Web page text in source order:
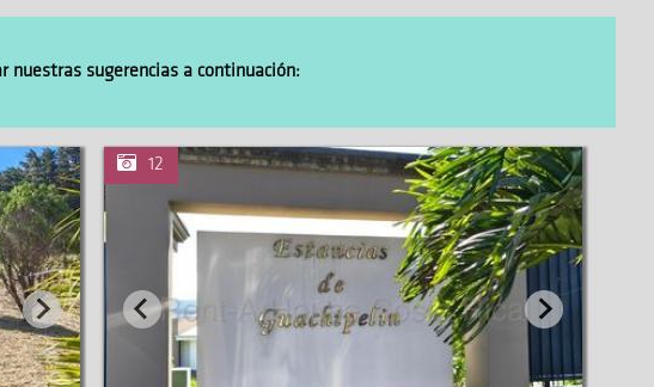
nuestras sugerencias a continuación:
17
17 12